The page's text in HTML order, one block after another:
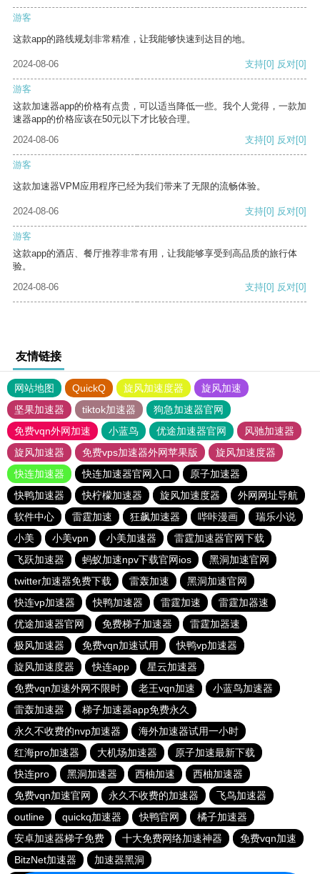
游客
这款app的路线规划非常精准，让我能够快速到达目的地。
2024-08-06 支持[0] 反对[0]
游客
这款加速器app的价格有点贵，可以适当降低一些。我个人觉得，一款加
速器app的价格应该在50元以下才比较合理。
2024-08-06
支持[0] 反对[0]
游客
这款加速器VPM应用程序已经为我们带来了无限的流畅体验。
2024-08-06 支持[0] 反对[0]
游客
这款app的酒店、餐厅推荐非常有用，让我能够享受到高品质的旅行体
验。
2024-08-06
支持[0] 反对[0]
友情链接
网站地图 QuickQ 旋风加速度器
旋风加速
坚果加速器
tiktok加速器
狗急加速器官网
免费vqn外网加速
小蓝鸟 优途加速器官网
风驰加速器
旋风加速器
免费vps加速器外网苹果版
旋风加速度器
快连加速器
快连加速器官网入口
原子加速器
快鸭加速器
快柠檬加速器 旋风加速度器
外网网址导航
软件中心
雷霆加速 狂飙加速器 哔咔漫画
瑞乐小说
小美
小美vpn 小美加速器
雷霆加速器官网下载
飞跃加速器
蚂蚁加速npv下载官网ios
黑洞加速官网
twitter加速器免费下载
雷轰加速
黑洞加速官网
快连vp加速器
快鸭加速器 雷霆加速
雷霆加器速
优途加速器官网
免费梯子加速器
雷霆加器速
极风加速器
免费vqn加速试用
快鸭vp加速器
旋风加速度器
快连app
星云加速器
免费vqn加速外网不限时
老王vqn加速
小蓝鸟加速器
雷轰加速器
梯子加速器app免费永久
永久不收费的nvp加速器
海外加速器试用一小时
红海pro加速器
大机场加速器
原子加速最新下载
快连pro
黑洞加速器 西柚加速
西柚加速器
免费vqn加速官网
永久不收费的加速器
飞鸟加速器
outline
quickq加速器 快鸭官网
橘子加速器
安卓加速器梯子免费
十大免费网络加速神器
免费vqn加速
BitzNet加速器
加速器黑洞